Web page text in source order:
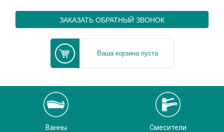
ЗАКАЗАТЬ ОБРАТНЫЙ ЗВОНОК
Ваша корзина пуста
Ванны Смесители